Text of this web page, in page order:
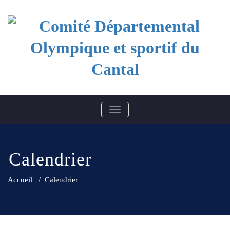
content
Comité Départemental
Olympique et sportif du
BASCULER LA NAVIGATION
Calendrier
Accueil / Calendrier